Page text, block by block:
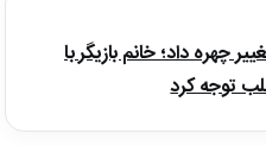
چهره داد؛ خانم بازیگر با
توجه کرد